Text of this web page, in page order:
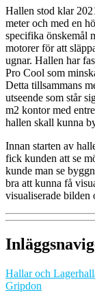
Hallen stod klar
meter och med en
specifika önskemål
motorer för att
ugnar. Hallen har
Pro Cool som
Detta tillsammans
utseende som står
m2 kontor med
hallen skall kunna
Innan starten av
fick kunden att se
kunde man se
bra att kunna få
visualiserade bilden
Hallar och
Gripdon